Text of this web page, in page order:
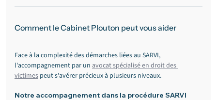
Comment le Cabinet Plouton peut vous aider
Face à la complexité des démarches liées au SARVI,
l'accompagnement par un avocat spécialisé en droit des
victimes peut s'avérer précieux à plusieurs niveaux.
Notre accompagnement dans la procédure SARVI